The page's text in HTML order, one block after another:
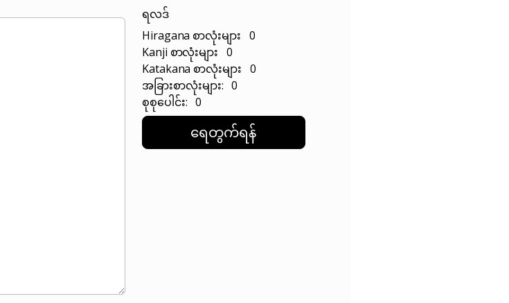
ရလဒ်
Hiragana စာလုံးများ 0
Kanji စာလုံးများ 0
Katakana စာလုံးများ 0
အခြားစာလုံးများ: 0
စုစုပေါင်း: 0
ရေတွက်ရန်